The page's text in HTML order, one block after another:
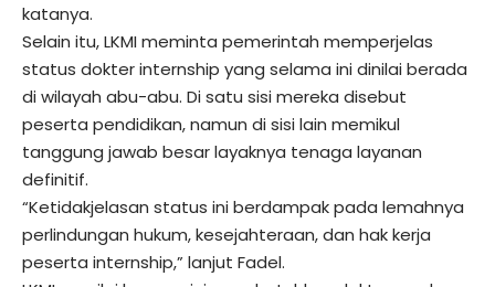
katanya.
Selain itu, LKMI meminta pemerintah memperjelas
status dokter internship yang selama ini dinilai berada
di wilayah abu-abu. Di satu sisi mereka disebut
peserta pendidikan, namun di sisi lain memikul
tanggung jawab besar layaknya tenaga layanan
definitif.
“Ketidakjelasan status ini berdampak pada lemahnya
perlindungan hukum, kesejahteraan, dan hak kerja
peserta internship,” lanjut Fadel.